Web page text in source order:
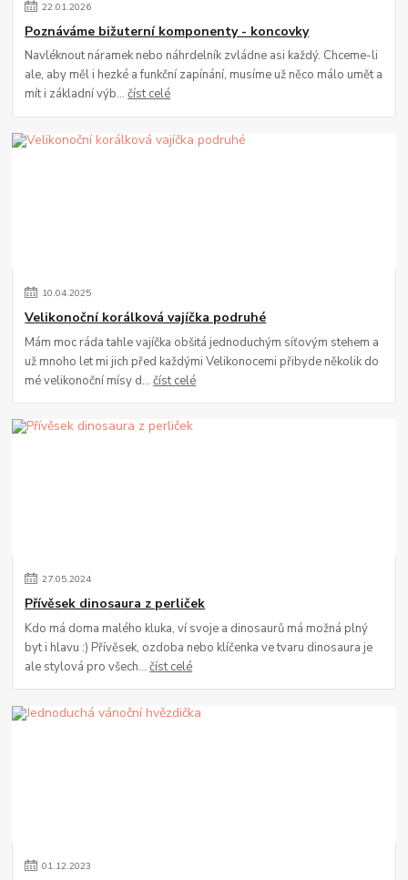
22.01.2026
Poznáváme bižuterní komponenty - koncovky
Navléknout náramek nebo náhrdelník zvládne asi každý. Chceme-li
ale, aby měl i hezké a funkční zapínání, musíme už něco málo umět a
mít i základní výb...číst celé
10.04.2025
Velikonoční korálková vajíčka podruhé
Mám moc ráda tahle vajíčka obšitá jednoduchým síťovým stehem a
už mnoho let mi jich před každými Velikonocemi přibyde několik do
mé velikonoční mísy d...číst celé
27.05.2024
Přívěsek dinosaura z perliček
Kdo má doma malého kluka, ví svoje a dinosaurů má možná plný
byt i hlavu :) Přívěsek, ozdoba nebo klíčenka ve tvaru dinosaura je
ale stylová pro všech...číst celé
01.12.2023